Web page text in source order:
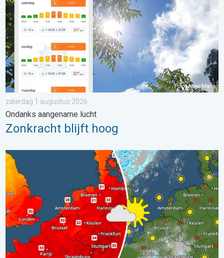
zaterdag 1 augustus 2026
Ondanks aangename lucht
Zonkracht blijft hoog
Hoe is het elders in Europa?. Zomerse zondag. . . zondag 9